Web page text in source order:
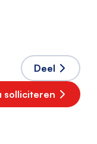
Deel
solliciteren